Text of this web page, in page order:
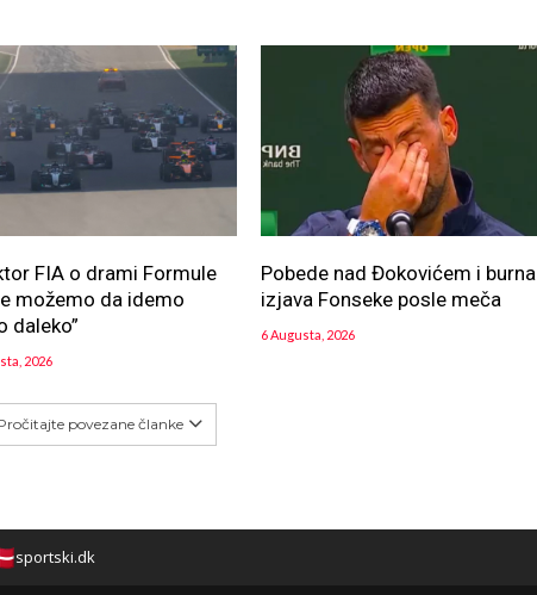
FIA o drami Formule
možemo da idemo
daleko”
2026
Pobede nad Đokovićem i burna
izjava Fonseke posle meča
6 Augusta, 2026
povezane članke
sportski.dk